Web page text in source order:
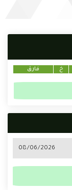
خ فارق